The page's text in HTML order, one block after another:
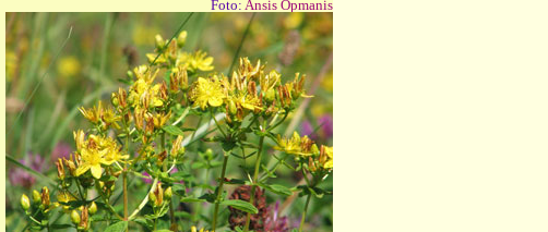
Foto: Ansis Opmanis